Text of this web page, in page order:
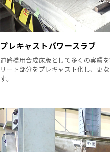
プレキャストパワースラブ
道路橋用合成床版として多くの実績
リート部分をプレキャスト化し、更
す。